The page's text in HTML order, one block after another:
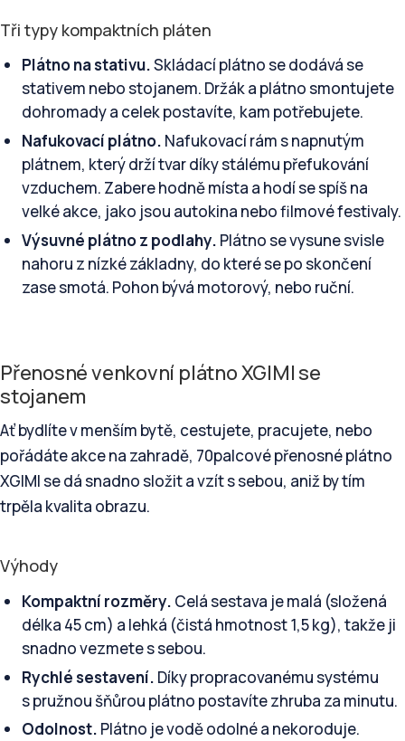
Tři typy kompaktních pláten
Plátno na stativu.Skládací plátno se dodává se
stativem nebo stojanem. Držák a plátno smontujete
dohromady a celek postavíte, kam potřebujete.
Nafukovací plátno. Nafukovací rám s napnutým
plátnem, který drží tvar díky stálému přefukování
vzduchem. Zabere hodně místa a hodí se spíš na
velké akce, jako jsou autokina nebo filmové festivaly.
Výsuvné plátno z podlahy. Plátno se vysune svisle
nahoru z nízké základny, do které se po skončení
zase smotá. Pohon bývá motorový, nebo ruční.
Přenosné venkovní plátno XGIMI se
stojanem
Ať bydlíte v menším bytě, cestujete, pracujete, nebo
pořádáte akce na zahradě, 70palcové přenosné plátno
XGIMI se dá snadno složit a vzít s sebou, aniž by tím
trpěla kvalita obrazu.
Výhody
Kompaktní rozměry. Celá sestava je malá (složená
délka 45 cm) a lehká (čistá hmotnost 1,5 kg), takže ji
snadno vezmete s sebou.
Rychlé sestavení. Díky propracovanému systému
s pružnou šňůrou plátno postavíte zhruba za minutu.
Odolnost. Plátno je vodě odolné a nekoroduje.